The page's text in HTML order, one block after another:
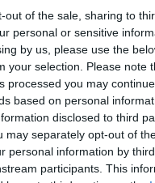
out of the sale, sharing to
personal or sensitive
by us, please use the
your selection. Please note
processed you may
based on personal
disclosed to third
may separately opt-out of
personal information by
participants. This
futuro sarà la
Sallustio.
piazza mette
deve restare